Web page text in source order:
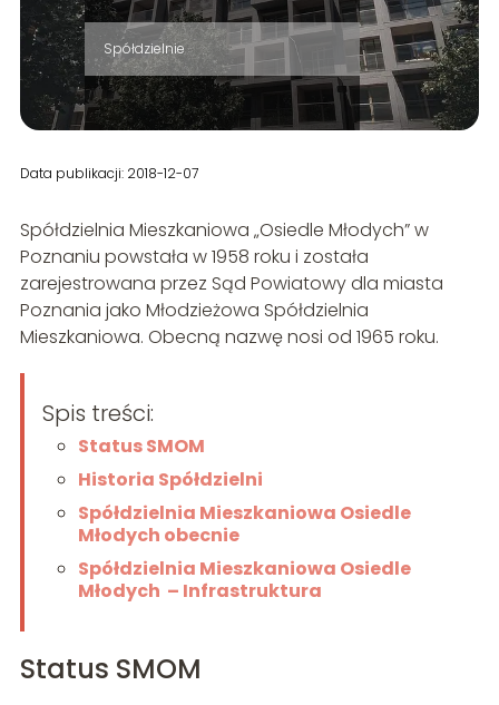
Spółdzielnie
Data publikacji: 2018-12-07
Spółdzielnia Mieszkaniowa „Osiedle Młodych”w
Poznaniu powstała w 1958 roku i została
zarejestrowana przez Sąd Powiatowy dla miasta
Poznania jako Młodzieżowa Spółdzielnia
Mieszkaniowa. Obecną nazwę nosi od 1965 roku.
Spis treści:
Status SMOM
Historia Spółdzielni
Spółdzielnia Mieszkaniowa Osiedle
Młodych obecnie
Spółdzielnia Mieszkaniowa Osiedle
Młodych – Infrastruktura
Status SMOM